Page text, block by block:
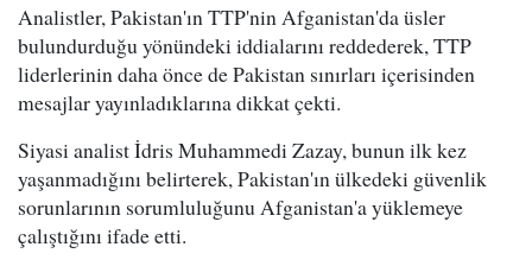
Analistler, Pakistan'ın TTP'nin Afganistan'da üsler
bulundurduğu yönündeki iddialarını reddederek, TTP
liderlerinin daha önce de Pakistan sınırları içerisinden
mesajlar yayınladıklarına dikkat çekti.
Siyasi analist İdris Muhammedi Zazay, bunun ilk kez
yaşanmadığını belirterek, Pakistan'ın ülkedeki güvenlik
sorunlarının sorumluluğunu Afganistan'a yüklemeye
çalıştığını ifade etti.